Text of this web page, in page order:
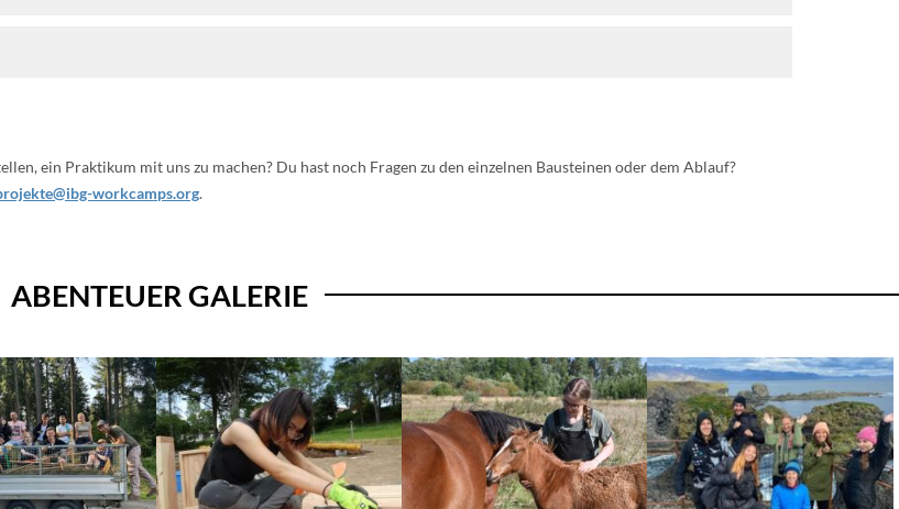
ein Praktikum mit uns zu machen? Du hast noch Fragen zu den einzelnen Bausteinen oder dem Ablauf?
workcamps.org.
ABENTEUER GALERIE